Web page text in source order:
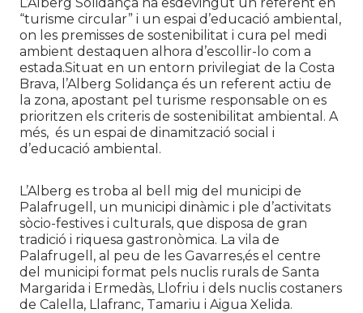
“turisme circular” i un espai d’educació ambiental,
on les premisses de sostenibilitat i cura pel medi
ambient destaquen alhora d’escollir-lo com a
estada.Situat en un entorn privilegiat de la Costa
Brava, l’Alberg Solidança és un referent actiu de
la zona, apostant pel turisme responsable on es
prioritzen els criteris de sostenibilitat ambiental. A
més, és un espai de dinamització social i
d’educació ambiental.
L’Alberg es troba al bell mig del municipi de
Palafrugell, un municipi dinàmic i ple d’activitats
sòcio-festives i culturals, que disposa de gran
tradició i riquesa gastronòmica. La vila de
Palafrugell, al peu de les Gavarres,és el centre
del municipi format pels nuclis rurals de Santa
Margarida i Ermedàs, Llofriu i dels nuclis costaners
de Calella, Llafranc, Tamariu i Aigua Xelida.